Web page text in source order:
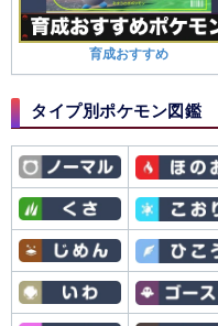
育成おすすめ
タイプ別ポケモン図鑑